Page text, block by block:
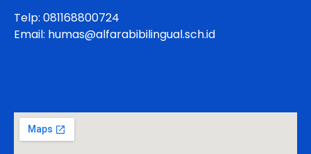
Telp: 081168800724
Email: humas@alfarabibilingual.sch.id